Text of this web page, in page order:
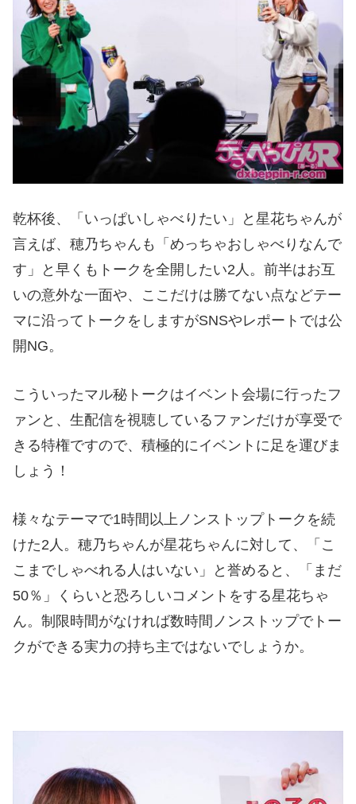
乾杯後、「いっぱいしゃべりたい」と星花ちゃんが
言えば、穂乃ちゃんも「めっちゃおしゃべりなんで
す」と早くもトークを全開したい2人。前半はお互
いの意外な一面や、ここだけは勝てない点などテー
マに沿ってトークをしますがSNSやレポートでは公
開NG。
こういったマル秘トークはイベント会場に行ったフ
ァンと、生配信を視聴しているファンだけが享受で
きる特権ですので、積極的にイベントに足を運びま
しょう！
様々なテーマで1時間以上ノンストップトークを続
けた2人。穂乃ちゃんが星花ちゃんに対して、「こ
こまでしゃべれる人はいない」と誉めると、「まだ
50％」くらいと恐ろしいコメントをする星花ちゃ
ん。制限時間がなければ数時間ノンストップでトー
クができる実力の持ち主ではないでしょうか。